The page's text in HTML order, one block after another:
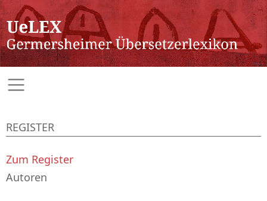
REGISTER
Zum Register
Autoren